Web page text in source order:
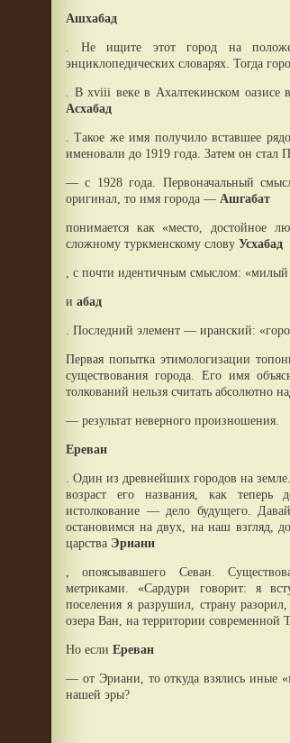
Ашхабад
. Не ищите этот город на
энциклопедических словарях. Тогда
. В xviii веке в Ахалтекинском оазисе
Асхабад
. Такое же имя получило вставшее
именовали до 1919 года. Затем он стал
— с 1928 года. Первоначальный
оригинал, то имя города — Ашгабат
понимается как «место, достойное
сложному туркменскому слову Усхабад
, с почти идентичным смыслом: «милый
и абад
. Последний элемент — иранский:
Первая попытка этимологизации
существования города. Его имя
толкований нельзя считать
— результат неверного произношения.
Ереван
. Один из древнейших городов на
возраст его названия, как теперь
истолкование — дело будущего.
остановимся на двух, на наш взгляд,
царства Эриани
, опоясывавшего Севан.
метриками. «Сардури говорит: я
поселения я разрушил, страну
озера Ван, на территории современной
Но если Ереван
— от Эриани, то откуда взялись иные
нашей эры?